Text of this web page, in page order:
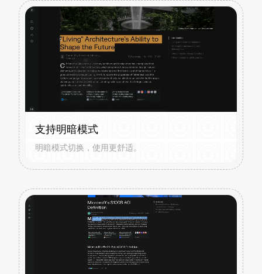
支持明暗模式
明暗模式切换，使用更舒适。